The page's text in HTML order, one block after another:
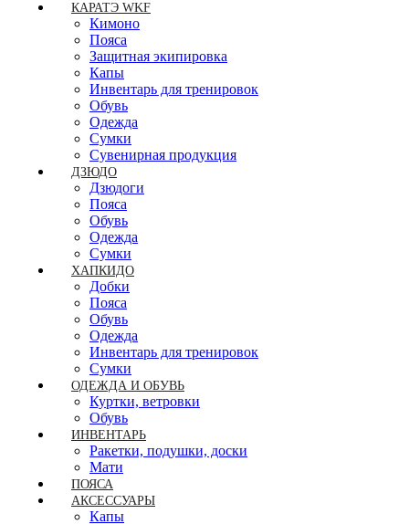
КАРАТЭ WKF
Кимоно
Пояса
Защитная экипировка
Капы
Инвентарь для тренировок
Обувь
Одежда
Сумки
Сувенирная продукция
ДЗЮДО
Дзюдоги
Пояса
Обувь
Одежда
Сумки
ХАПКИДО
Добки
Пояса
Обувь
Одежда
Инвентарь для тренировок
Сумки
ОДЕЖДА И ОБУВЬ
Куртки, ветровки
Обувь
ИНВЕНТАРЬ
Ракетки, подушки, доски
Мати
ПОЯСА
АКСЕССУАРЫ
Капы